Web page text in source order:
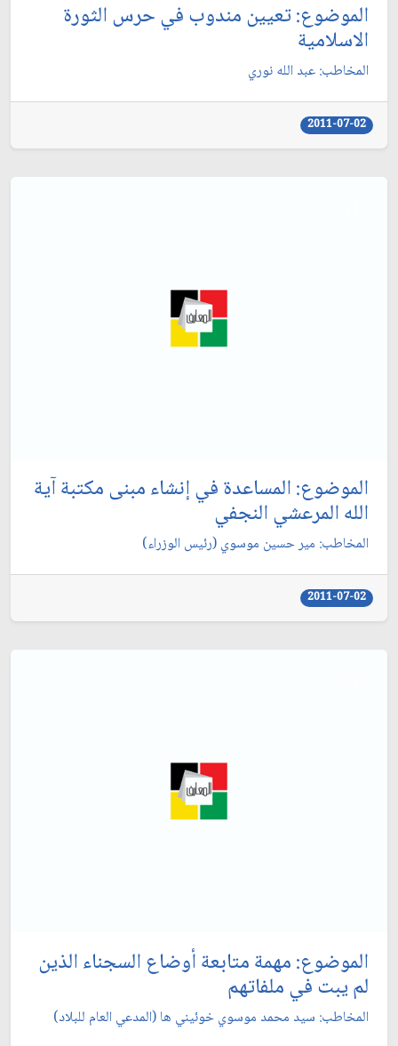
الموضوع: تعيين مندوب في حرس الثورة
الاسلامية
المخاطب: عبد الله نوري‏
2011-07-02
الموضوع: المساعدة في إنشاء مبنى مكتبة آية
الله المرعشي النجفي‏
المخاطب: مير حسين موسوي (رئيس الوزراء)
2011-07-02
الموضوع: مهمة متابعة أوضاع السجناء الذين
لم يبت في ملفاتهم‏
المخاطب: سيد محمد موسوي خوئيني ها (المدعي العام للبلاد)